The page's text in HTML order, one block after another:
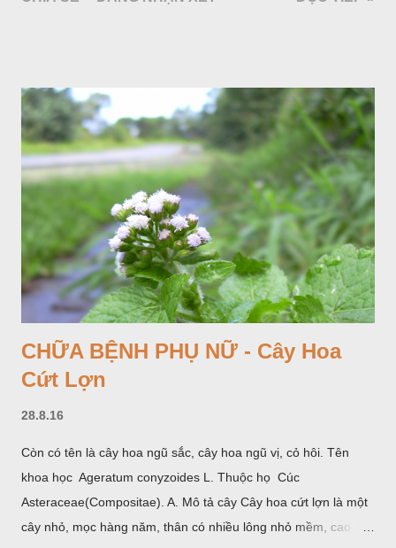
Araceae. Còn cây vạn niên thanh giới thiệu ở đây thuộc họ
CHỮA BỆNH PHỤ NỮ - Cây Hoa
Cứt Lợn
28.8.16
Còn có tên là cây hoa ngũ sắc, cây hoa ngũ vị, cỏ hôi. Tên
khoa học Ageratum conyzoides L. Thuộc họ Cúc
Asteraceae(Compositae). A. Mô tả cây Cây hoa cứt lợn là một
cây nhỏ, mọc hàng năm, thân có nhiều lông nhỏ mềm, cao